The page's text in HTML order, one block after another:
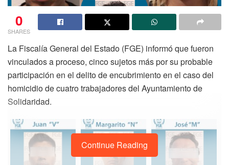
0
SHARES
La Fiscalía General del Estado (FGE) informó que fueron
vinculados a proceso, cinco sujetos más por su probable
participación en el delito de encubrimiento en el caso del
homicidio de cuatro trabajadores del Ayuntamiento de
Solidaridad.
Continue Reading